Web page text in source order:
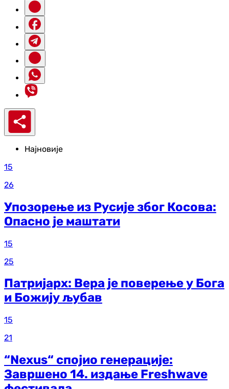
Најновије
15
26
Упозорење из Русије због Косова:
Опасно је маштати
15
25
Патријарх: Вера је поверење у Бога
и Божију љубав
15
21
“Nexus“ спојио генерације:
Завршено 14. издање Freshwave